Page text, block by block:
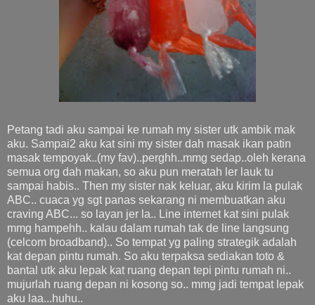
Petang tadi aku sampai ke rumah my sister utk ambik mak
aku. Sampai2 aku kat sini my sister dah masak ikan patin
masak tempoyak..(my fav)..perghh..mmg sedap..oleh kerana
semua org dah makan, so aku pun meratah ler lauk tu
sampai habis.. Then my sister nak keluar, aku kirim la pulak
ABC.. cuaca yg sgt panas sekarang ni membuatkan aku
craving ABC... so layan jer la.. Line internet kat sini pulak
mmg hampehh.. kalau dalam rumah tak de line langsung
(celcom broadband).. So tempat yg paling strategik adalah
kat depan pintu rumah. So aku terpaksa sediakan toto &
bantal utk aku lepak kat ruang depan tepi pintu rumah ni..
mujurlah ruang depan ni kosong so.. mmg jadi tempat lepak
aku laa...huhu..